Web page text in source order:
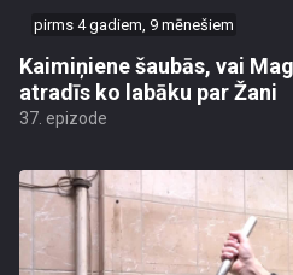
pirms 4 gadiem, 9 mēnešiem
Kaimiņiene šaubās, vai
atradīs ko labāku par Žani
37. epizode